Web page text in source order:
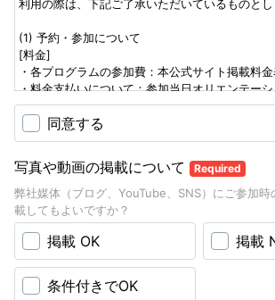
利用の際は、下記ご了承いただいているものとし
(1) 予約・参加について
[料金]
・各プログラムの参加費：本公式サイト掲載料金
・料金支払いについて：参加当日オリエンテー
金にて全額お支払いください。
・1 回のお支払いが日本円 50,000 円を超える場
50 % を指定銀行口座にお振込みください。
[時間]
・サーフィンガイド 1 日基本時間：朝 7 時スタ
を基本とします。ガイドの時間には、ホテル送迎
・お客様都合による時間短縮の場合、返金・減
間に満たない場合も 1 日料金となります。
[延長・早朝割増]
・延長料金：スタートから 8 時間以上の延長は
同意する
写真や動画の掲載について Required
弊社媒体（ブログ、YouTube、SNS）にご参加時
載してもよいですか？
掲載 OK 掲載
条件付きでOK